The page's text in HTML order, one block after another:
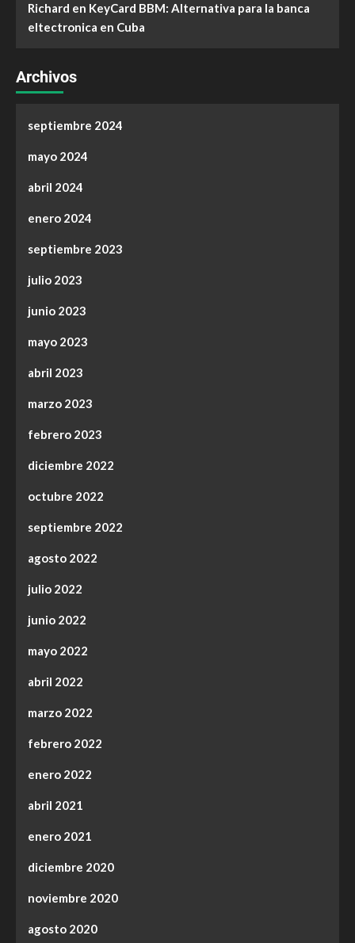
Richard en KeyCard BBM: Alternativa para la banca
eltectronica en Cuba
Archivos
septiembre 2024
mayo 2024
abril 2024
enero 2024
septiembre 2023
julio 2023
junio 2023
mayo 2023
abril 2023
marzo 2023
febrero 2023
diciembre 2022
octubre 2022
septiembre 2022
agosto 2022
julio 2022
junio 2022
mayo 2022
abril 2022
marzo 2022
febrero 2022
enero 2022
abril 2021
enero 2021
diciembre 2020
noviembre 2020
agosto 2020